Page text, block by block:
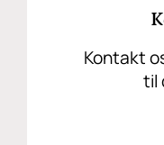
Kontakt
til